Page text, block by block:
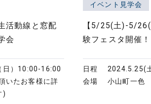
活動線と窓配
会
） 10:00-16:00
いたお客様に詳
)
イベント見学会
【5/25(土)-5/
験フェスタ開催！
日程 2024.5.25(
会場
小山町一色